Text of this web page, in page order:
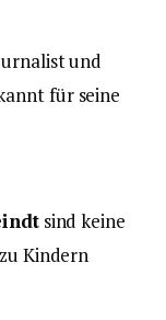
und
für seine
sind keine
Kindern